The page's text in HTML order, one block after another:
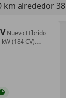
km alrededor
Nuevo Híbrido
(184 CV)